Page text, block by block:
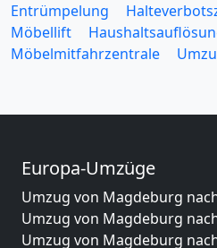
Entrümpelung
Möbellift
Möbelmitfahrzentrale
Europa-Umzüge
Umzug von Magdeburg
Umzug von Magdeburg
Umzug von Magdeburg